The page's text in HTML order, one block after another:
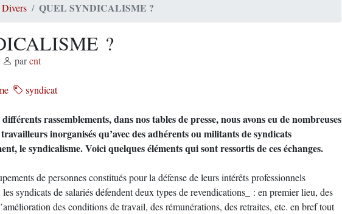
Divers QUEL SYNDICALISME ?
?
parcnt
syndicat
rassemblements, dans nos tables de presse, nous avons eu de nombreuses
inorganisés qu’avec des adhérents ou militants de syndicats
le syndicalisme. Voici quelques éléments qui sont ressortis de ces échanges.
de personnes constitués pour la défense de leurs intérêts professionnels
syndicats de salariés défendent deux types de revendications_ : en premier lieu, des
des conditions de travail, des rémunérations, des retraites, etc. en bref tout